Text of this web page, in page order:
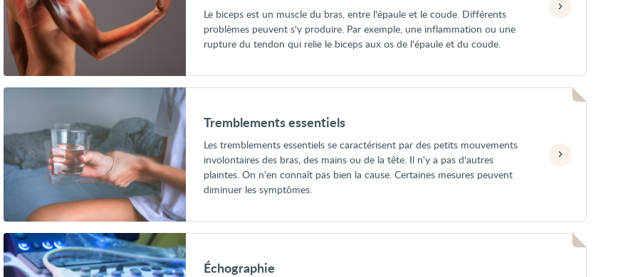
(tendinopathies
du
biceps)
Le biceps est un muscle du bras, entre l'épaule et le coude. Différents
problèmes peuvent s'y produire. Par exemple, une inflammation ou une
rupture du tendon qui relie le biceps aux os de l'épaule et du coude.
Voir
Tremblements essentiels
Les tremblements essentiels se caractérisent par des petits mouvements
involontaires des bras, des mains ou de la tête. Il n'y a pas d'autres
plaintes. On n’en connaît pas bien la cause. Certaines mesures peuvent
diminuer les symptômes.
Voir
Échographie
Échographie